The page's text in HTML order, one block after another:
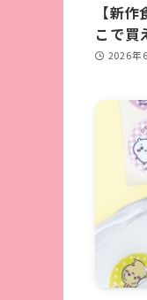
【新
こで買
2026年